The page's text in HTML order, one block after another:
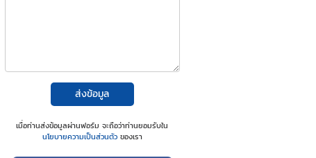
ส่งข้อมูล
เมื่อท่านส่งข้อมูลผ่านฟอร์ม จะถือว่าท่านยอมรับใน
นโยบายความเป็นส่วนตัวของเรา